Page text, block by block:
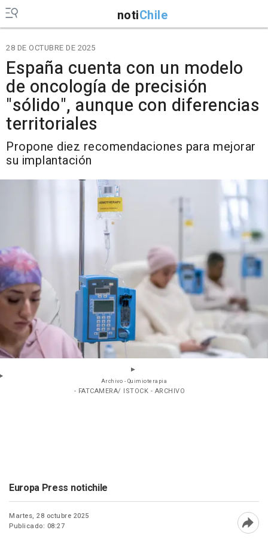
notiChile
28 DE OCTUBRE DE 2025
España cuenta con un modelo
de oncología de precisión
"sólido", aunque con diferencias
territoriales
Propone diez recomendaciones para mejorar
su implantación
Archivo - Quimioterapia
- FATCAMERA/ ISTOCK - ARCHIVO
Europa Press notichile
Martes, 28 octubre 2025
Publicado: 08:27